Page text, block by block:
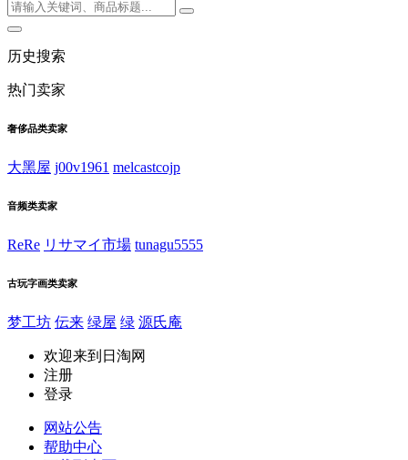
历史搜索
热门卖家
奢侈品类卖家
大黑屋 j00v1961 melcastcojp
音频类卖家
ReRe リサマイ市場 tunagu5555
古玩字画类卖家
梦工坊 伝来 绿屋 绿 源氏庵
欢迎来到日淘网
注册
登录
网站公告
帮助中心